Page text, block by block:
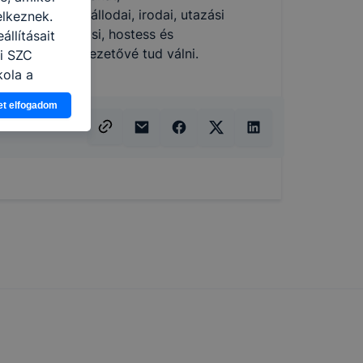
képes a szállodai, irodai, utazási
tájékoztatási, hostess és
után vezetővé tud válni.
SZC
a
a
elfogadom